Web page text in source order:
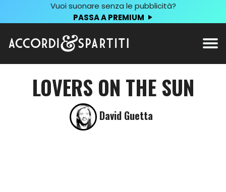
Vuoi suonare senza le pubblicità?
PASSA A PREMIUM
LOVERS ON THE SUN
David Guetta